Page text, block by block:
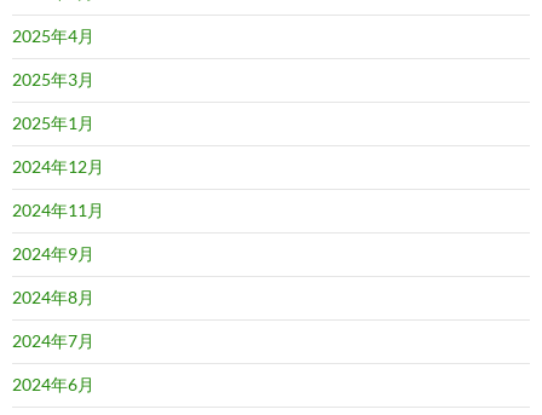
2025年4月
2025年3月
2025年1月
2024年12月
2024年11月
2024年9月
2024年8月
2024年7月
2024年6月